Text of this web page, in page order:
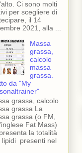
Ci sono molti
per scegliere di
il 14
2021, alla ...
Massa
grassa,
calcolo
massa
grassa.
da "My
grassa, calcolo
grassa La
grassa (o FM,
Fat Mass)
la totalità
presenti nel